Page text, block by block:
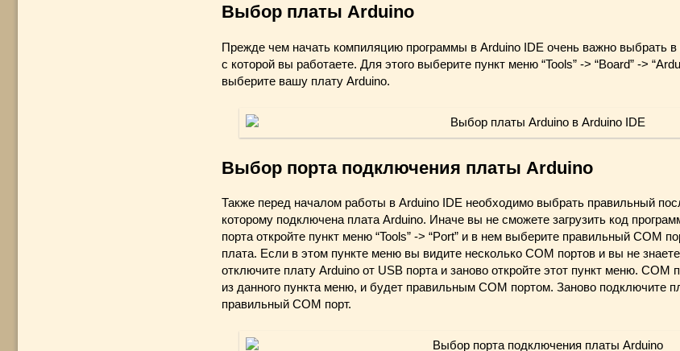
Выбор платы Arduino
Прежде чем начать компиляцию программы в Arduino IDE очень важно выбрать
с которой вы работаете. Для этого выберите пункт меню “Tools” -> “Board” ->
выберите вашу плату Arduino.
Выбор порта подключения платы Arduino
Также перед началом работы в Arduino IDE необходимо выбрать правильный
которому подключена плата Arduino. Иначе вы не сможете загрузить код
порта откройте пункт меню “Tools” -> “Port” и в нем выберите правильный COM
плата. Если в этом пункте меню вы видите несколько COM портов и вы не
отключите плату Arduino от USB порта и заново откройте этот пункт меню. COM
из данного пункта меню, и будет правильным COM портом. Заново подключите
правильный COM порт.